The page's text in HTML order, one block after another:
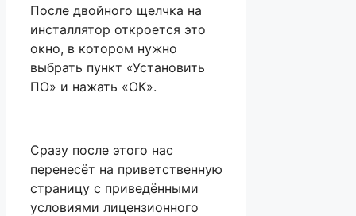
После двойного щелчка на
инсталлятор откроется это
окно, в котором нужно
выбрать пункт «Установить
ПО» и нажать «ОК».
Сразу после этого нас
перенесёт на приветственную
страницу с приведёнными
условиями лицензионного